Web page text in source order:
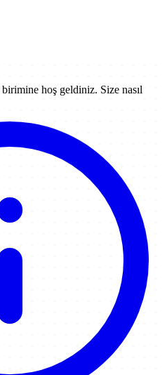
birimine hoş geldiniz. Size nasıl